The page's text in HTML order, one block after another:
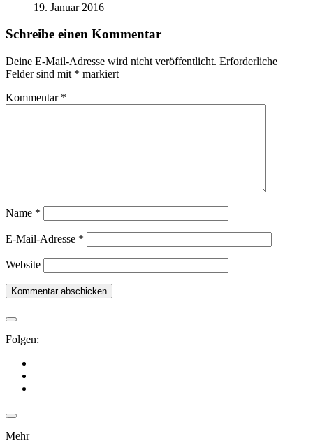
19. Januar 2016
Schreibe einen Kommentar
Deine E-Mail-Adresse wird nicht veröffentlicht. Erforderliche
Felder sind mit * markiert
Kommentar *
Name *
E-Mail-Adresse *
Website
Folgen:
Mehr